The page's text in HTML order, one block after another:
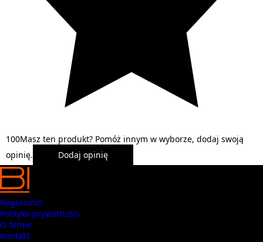
100Masz ten produkt? Pomóż innym w wyborze, dodaj swoją
opinię.
Dodaj opinię
Regulamin
Polityka prywatności
O firmie
Kontakt